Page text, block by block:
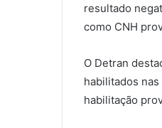
resultado
como CNH
O Detran
habilitados
habilitação